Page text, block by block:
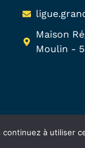
Maison
Moulin -
à utiliser